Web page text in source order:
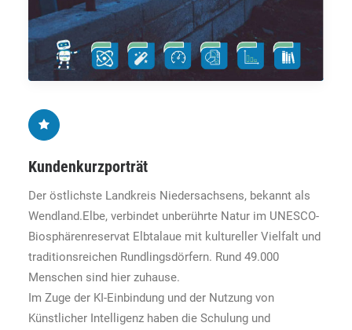
Kundenkurzporträt
Der östlichste Landkreis Niedersachsens, bekannt als
Wendland.Elbe, verbindet unberührte Natur im UNESCO-
Biosphärenreservat Elbtalaue mit kultureller Vielfalt und
traditionsreichen Rundlingsdörfern. Rund 49.000
Menschen sind hier zuhause.
Im Zuge der KI-Einbindung und der Nutzung von
Künstlicher Intelligenz haben die Schulung und